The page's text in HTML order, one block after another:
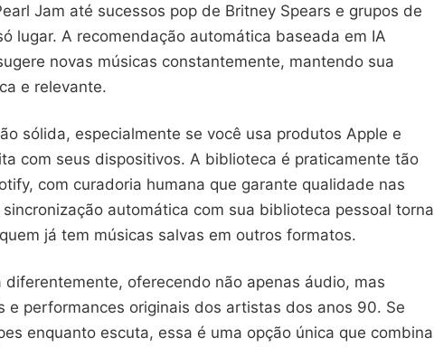
Jam até sucessos pop de Britney Spears e grupos de
lugar. A recomendação automática baseada em IA
novas músicas constantemente, mantendo sua
e relevante.
sólida, especialmente se você usa produtos Apple e
com seus dispositivos. A biblioteca é praticamente tão
com curadoria humana que garante qualidade nas
automática com sua biblioteca pessoal torna
já tem músicas salvas em outros formatos.
diferentemente, oferecendo não apenas áudio, mas
e performances originais dos artistas dos anos 90. Se
enquanto escuta, essa é uma opção única que combina